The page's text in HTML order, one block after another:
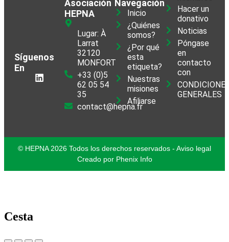
Síguenos
En
Asociación
HEPNA
Lugar: À
Larrat
32120
MONFORT
+33 (0)5
62 05 54
35
contact@hepna.fr
Navegación
Inicio
¿Quiénes
somos?
¿Por qué
esta
etiqueta?
Nuestras
misiones
Afiliarse
Hacer un
donativo
Noticias
Póngase
en
contacto
con
GENERALES
© HEPNA 2026 Todos los derechos reservados - Aviso legal
Creado por Phenix Info
Cesta